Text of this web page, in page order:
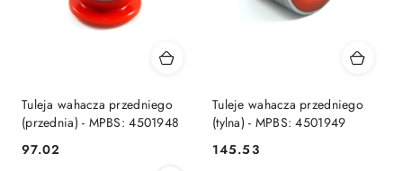
Tuleja wahacza przedniego
(przednia) - MPBS: 4501948
Cena:
97.02
Tuleje wahacza przedniego
(tylna) - MPBS: 4501949
Cena:
145.53